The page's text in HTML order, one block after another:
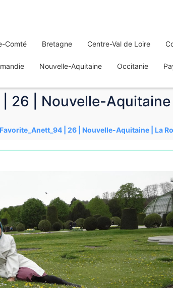
Comté Bretagne Centre-Val de Loire
Nouvelle-Aquitaine Occitanie
26 | Nouvelle-
| 26 | Nouvelle-Aquitaine | La